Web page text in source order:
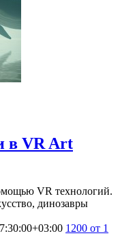
в VR Art
VR технологий.
динозавры
1200 от 1